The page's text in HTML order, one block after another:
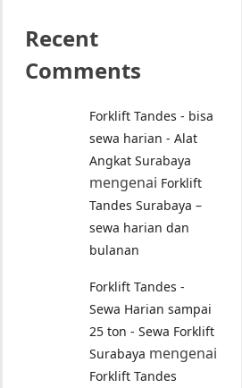
Recent
Comments
Forklift Tandes - bisa
sewa harian - Alat
Angkat Surabaya
mengenai Forklift
Tandes Surabaya –
sewa harian dan
bulanan
Forklift Tandes -
Sewa Harian sampai
25 ton - Sewa Forklift
Surabaya mengenai
Forklift Tandes